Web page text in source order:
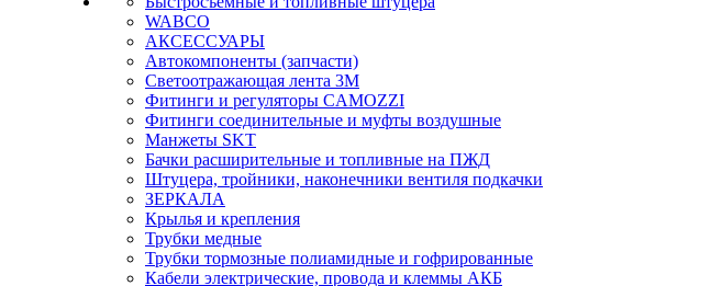
WABCO
АКСЕССУАРЫ
Автокомпоненты (запчасти)
Светоотражающая лента 3М
Фитинги и регуляторы CAMOZZI
Фитинги соединительные и муфты воздушные
Манжеты SKT
Бачки расширительные и топливные на ПЖД
Штуцера, тройники, наконечники вентиля подкачки
ЗЕРКАЛА
Крылья и крепления
Трубки медные
Трубки тормозные полиамидные и гофрированные
Кабели электрические, провода и клеммы АКБ